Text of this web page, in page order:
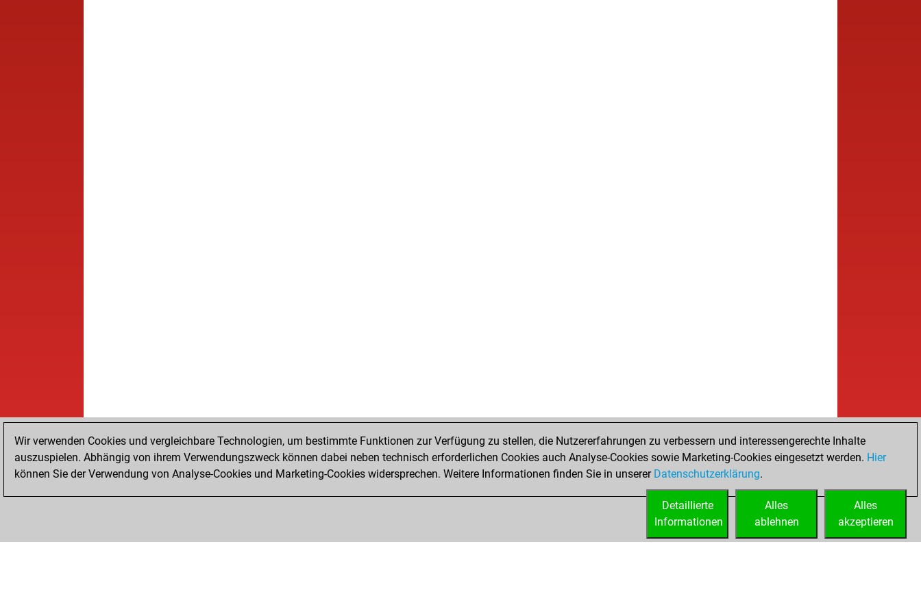
Wir verwenden Cookies und vergleichbare Technologien, um bestimmte Funktionen zur Verfügung zu stellen, die Nutzererfahrungen zu verbessern und interessengerechte Inhalte
auszuspielen. Abhängig von ihrem Verwendungszweck können dabei neben technisch erforderlichen Cookies auch Analyse-Cookies sowie Marketing-Cookies eingesetzt werden. Hier
können Sie der Verwendung von Analyse-Cookies und Marketing-Cookies widersprechen. Weitere Informationen finden Sie in unserer Datenschutzerklärung.
Alles
akzeptieren
Alles
ablehnen
Detaillierte
Informationen